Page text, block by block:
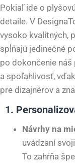
Pokiaľ ide o
detaile. V
vysoko kvalitných,
spĺňajú jedinečné
po dokončenie
a spoľahlivosť,
pre dizajnérov a
1.
Návrhy na
uvádzaní
To zahŕňa